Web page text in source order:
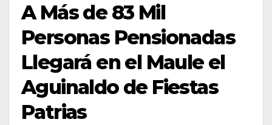
A Más de 83 Mil
Personas Pensionadas
Llegará en el Maule el
Aguinaldo de Fiestas
Patrias